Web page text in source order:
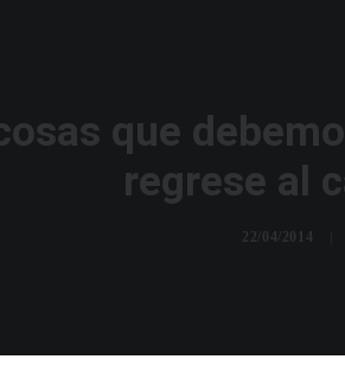
que
regrese al
22/04/2014